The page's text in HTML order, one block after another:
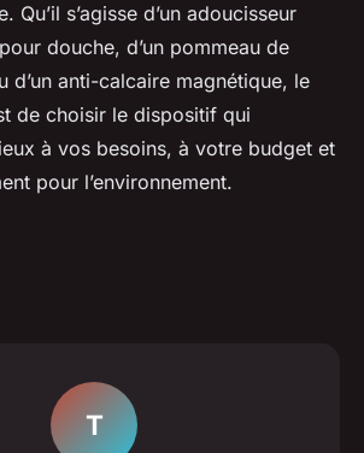
Qu’il s’agisse d’un adoucisseur
douche, d’un pommeau de
d’un anti-calcaire magnétique, le
de choisir le dispositif qui
à vos besoins, à votre budget et
pour l’environnement.
T